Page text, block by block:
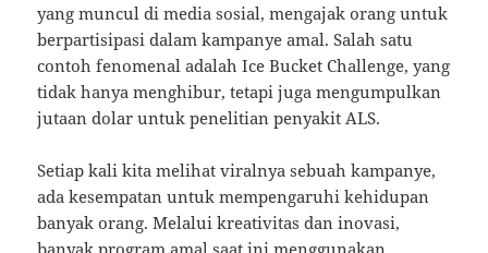
yang muncul di media sosial, mengajak orang untuk
berpartisipasi dalam kampanye amal. Salah satu
contoh fenomenal adalah Ice Bucket Challenge, yang
tidak hanya menghibur, tetapi juga mengumpulkan
jutaan dolar untuk penelitian penyakit ALS.
Setiap kali kita melihat viralnya sebuah kampanye,
ada kesempatan untuk mempengaruhi kehidupan
banyak orang. Melalui kreativitas dan inovasi,